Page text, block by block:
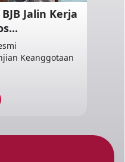
Jalin Kerja
Keanggotaan